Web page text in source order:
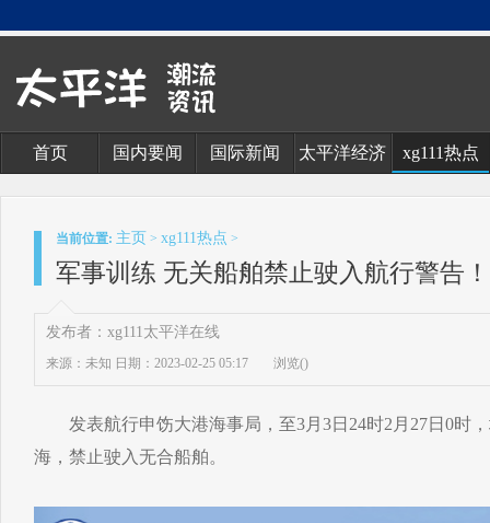
首页 国内要闻 国际新闻 太平洋经济 xg111热点
当前位置: 主页 > xg111热点 >
军事训练 无关船舶禁止驶入航行警告
发布者：xg111太平洋在线
来源：未知 日期：2023-02-25 05:17 浏览()
发表航行申饬大港海事局，至3月3日24时2月27日0时
海，禁止驶入无合船舶。